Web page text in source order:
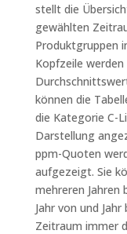
stellt die
gewählten
Produktgruppen
Kopfzeile
können die
die Kategorie C-
Darstellung
ppm-Quoten
aufgezeigt. Sie
mehreren Jahren
Jahr von und
Zeitraum immer